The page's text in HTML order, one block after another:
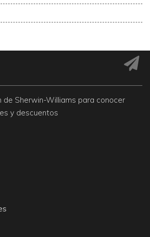
de Sherwin-Williams para conocer
y descuentos